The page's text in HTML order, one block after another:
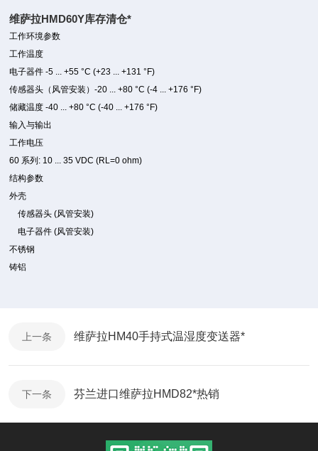
维萨拉HMD60Y库存清仓*
工作环境参数
工作温度
电子器件 -5 ... +55 °C (+23 ... +131 °F)
传感器头（风管安装）-20 ... +80 °C (-4 ... +176 °F)
储藏温度 -40 ... +80 °C (-40 ... +176 °F)
输入与输出
工作电压
60 系列: 10 ... 35 VDC (RL=0 ohm)
结构参数
外壳
传感器头 (风管安装)
电子器件 (风管安装)
不锈钢
铸铝
上一条 维萨拉HM40手持式温湿度变送器*
下一条 芬兰进口维萨拉HMD82*热销